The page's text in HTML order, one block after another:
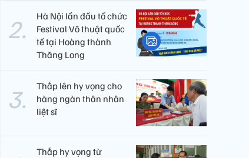
Hà Nội lần đầu tổ chức
Festival Võ thuật quốc
tế tại Hoàng thành
Thăng Long
Thắp lên hy vọng cho
hàng ngàn thân nhân
liệt sĩ
Thắp hy vọng từ